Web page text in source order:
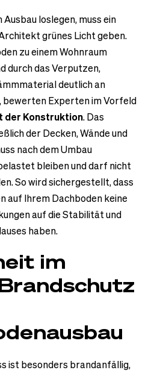
loslegen, muss ein
grünes Licht geben.
zu einem Wohnraum
durch das Verputzen,
deutlich an
bewerten Experten im Vorfeld
der Konstruktion. Das
der Decken, Wände und
nach dem Umbau
bleiben und darf nicht
So wird sichergestellt, dass
auf Ihrem Dachboden keine
auf die Stabilität und
haben.
im
ist besonders brandanfällig,